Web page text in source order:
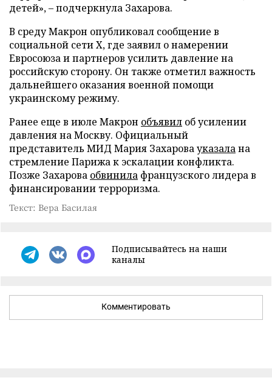
детей», – подчеркнула Захарова.
В среду Макрон опубликовал сообщение в
социальной сети X, где заявил о намерении
Евросоюза и партнеров усилить давление на
российскую сторону. Он также отметил важность
дальнейшего оказания военной помощи
украинскому режиму.
Ранее еще в июле Макрон объявил об усилении
давления на Москву. Официальный
представитель МИД Мария Захаровауказалана
стремление Парижа к эскалации конфликта.
Позже Захарова обвинила французского лидера в
финансировании терроризма.
Текст: Вера Басилая
Подписывайтесь на наши
каналы
Комментировать